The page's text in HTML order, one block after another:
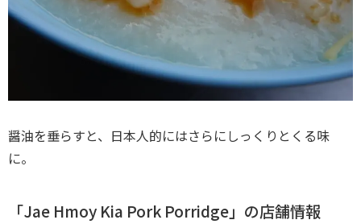
醤油を垂らすと、日本人的にはさらにしっくりとくる味
に。
「Jae Hmoy Kia Pork Porridge」の店舗情報